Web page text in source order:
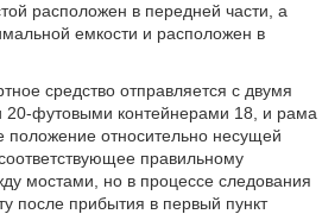
расположен в передней части, а
емкости и расположен в
средство отправляется с двумя
20-футовыми контейнерами 18, и рама
положение относительно несущей
правильному
мостами, но в процессе следования
после прибытия в первый пункт